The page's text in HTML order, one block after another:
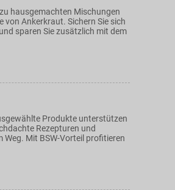
hausgemachten Mischungen
von Ankerkraut. Sichern Sie sich
sparen Sie zusätzlich mit dem
Produkte unterstützen
Rezepturen und
Weg. Mit BSW-Vorteil profitieren